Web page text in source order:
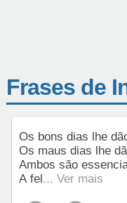
Frases de
Os bons dias lhe
Os maus dias lhe
Ambos são
A fel... Ver mais